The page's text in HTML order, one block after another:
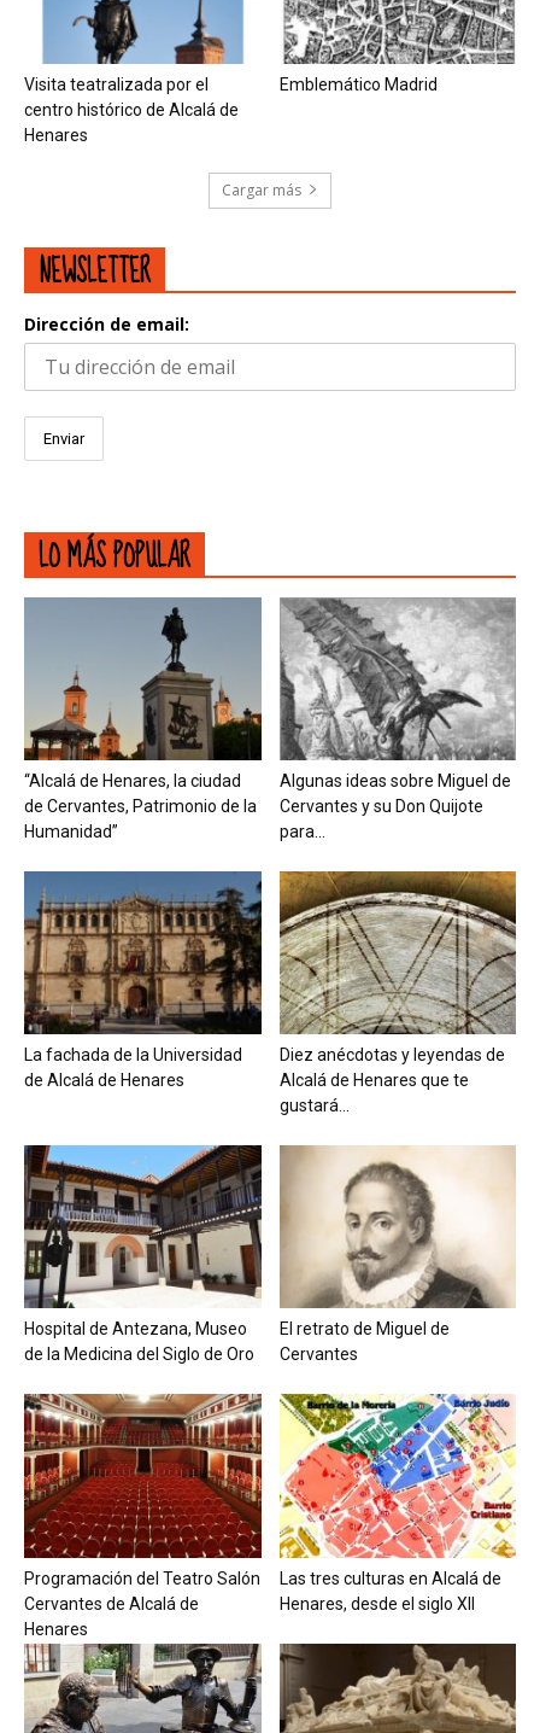
Visita teatralizada por el
centro histórico de Alcalá de
Henares
Emblemático Madrid
Cargar más
NEWSLETTER
Dirección de email:
LO MÁS POPULAR
“Alcalá de Henares, la ciudad
de Cervantes, Patrimonio de la
Humanidad”
Algunas ideas sobre Miguel de
Cervantes y su Don Quijote
para...
La fachada de la Universidad
de Alcalá de Henares
Diez anécdotas y leyendas de
Alcalá de Henares que te
gustará...
Hospital de Antezana, Museo
de la Medicina del Siglo de Oro
El retrato de Miguel de
Cervantes
Programación del Teatro Salón
Cervantes de Alcalá de
Henares
Las tres culturas en Alcalá de
Henares, desde el siglo XII